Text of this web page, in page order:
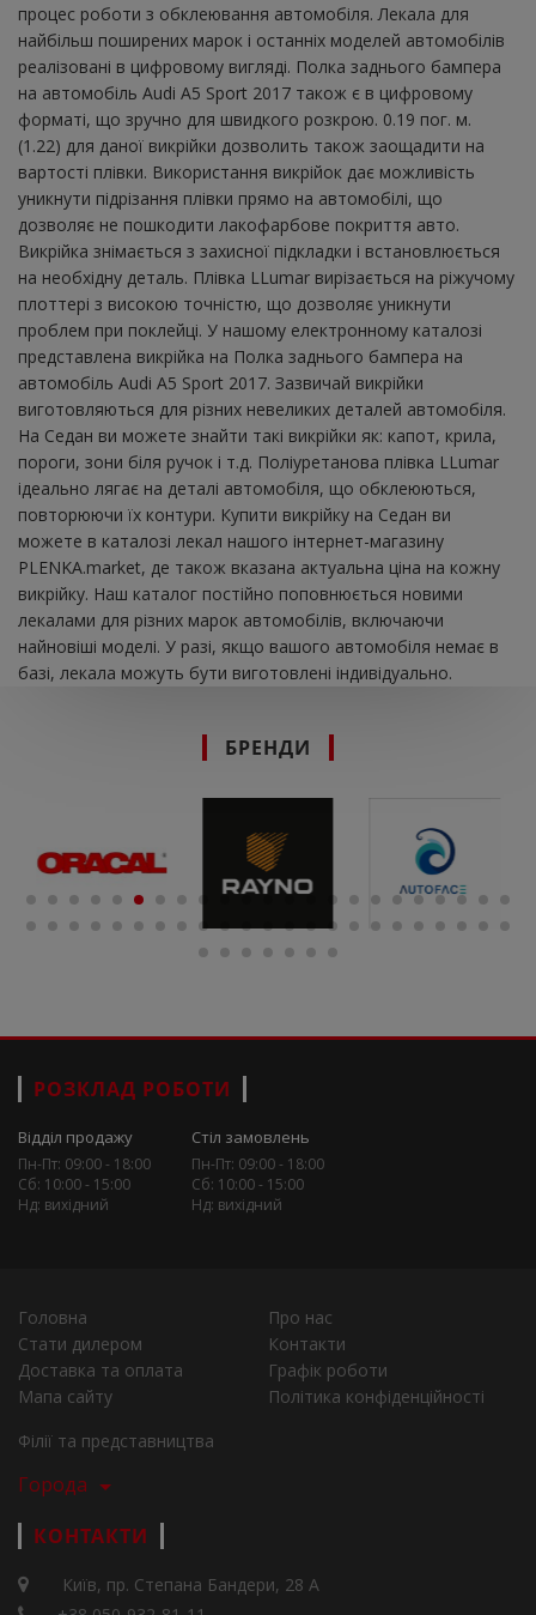
процес роботи з обклеювання автомобіля. Лекала для
найбільш поширених марок і останніх моделей автомобілів
реалізовані в цифровому вигляді. Полка заднього бампера
на автомобіль Audi A5 Sport 2017 також є в цифровому
форматі, що зручно для швидкого розкрою. 0.19 пог. м.
(1.22) для даної викрійки дозволить також заощадити на
вартості плівки. Використання викрійок дає можливість
уникнути підрізання плівки прямо на автомобілі, що
дозволяє не пошкодити лакофарбове покриття авто.
Викрійка знімається з захисної підкладки і встановлюється
на необхідну деталь. Плівка LLumar вирізається на ріжучому
плоттері з високою точністю, що дозволяє уникнути
проблем при поклейці. У нашому електронному каталозі
представлена ​​викрійка на Полка заднього бампера на
автомобіль Audi A5 Sport 2017. Зазвичай викрійки
виготовляються для різних невеликих деталей автомобіля.
На Седан ви можете знайти такі викрійки як: капот, крила,
пороги, зони біля ручок і т.д. Поліуретанова плівка LLumar
ідеально лягає на деталі автомобіля, що обклеюються,
повторюючи їх контури. Купити викрійку на Седан ви
можете в каталозі лекал нашого інтернет-магазину
PLENKA.market, де також вказана актуальна ціна на кожну
викрійку. Наш каталог постійно поповнюється новими
лекалами для різних марок автомобілів, включаючи
найновіші моделі. У разі, якщо вашого автомобіля немає в
базі, лекала можуть бути виготовлені індивідуально.
БРЕНДИ
РОЗКЛАД РОБОТИ
Відділ продажу
Пн-Пт: 09:00 - 18:00
Сб: 10:00 - 15:00
Нд: вихідний
Стіл замовлень
Пн-Пт: 09:00 - 18:00
Сб: 10:00 - 15:00
Нд: вихідний
Головна
Про нас
Стати дилером
Контакти
Доставка та оплата
Графік роботи
Мапа сайту
Політика конфіденційності
Філії та представництва
Города
КОНТАКТИ
Київ, пр. Степана Бандери, 28 А